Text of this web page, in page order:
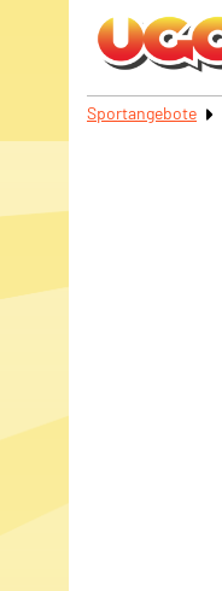
Sportangebote